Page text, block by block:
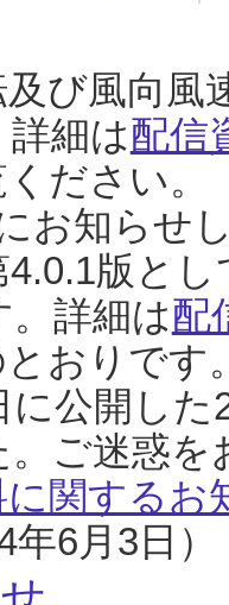
び風向風
細は配信
ださい。
お知らせ
4.0.1版と
詳細は配
おりです
に公開し
。ご迷惑
関するお
6月3日）